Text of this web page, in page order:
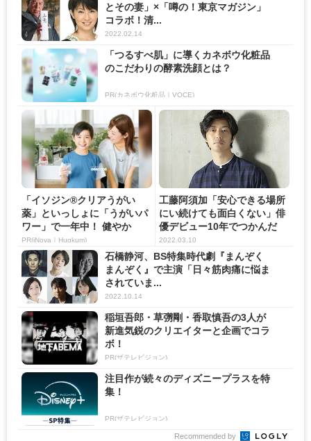
とその妻」×「噂の！東京マガジン」
コラボ！清...
2022.02.14
「つるすべ肌」に導くカネボウ化粧品
のこだわりの酵素洗顔とは？
PR(カネボウ化粧品｜VOCE)
「イソジン®クリアうがい
薬」といっしょに「うがいパ
ワー」で一年中！ 健やか
PR(iNova｜Hugkum)
工藤阿須加「安心できる場所
にい続けても面白くない」俳
優デビュー10年でつかんだ
時...
2022.03.10
石橋静河、BS特集時代劇『まんぞく
まんぞく』で主演「日々筋肉痛に悩ま
されていま...
2022.10.14
稲垣吾郎・草彅剛・香取慎吾の3人が
新進気鋭のクリエイターと企画でコラ
ボ！
PR(ザテレビジョン)
注目作が続々のディズニープラスを特
集！
PR(ザテレビジョン)
Recommended by